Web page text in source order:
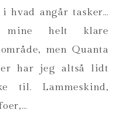
hvad angår tasker…
helt klare
men Quanta
har jeg altså lidt
til. Lammeskind,